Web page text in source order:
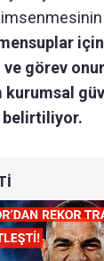
için
görev
kurumsal
belirtiliyor.